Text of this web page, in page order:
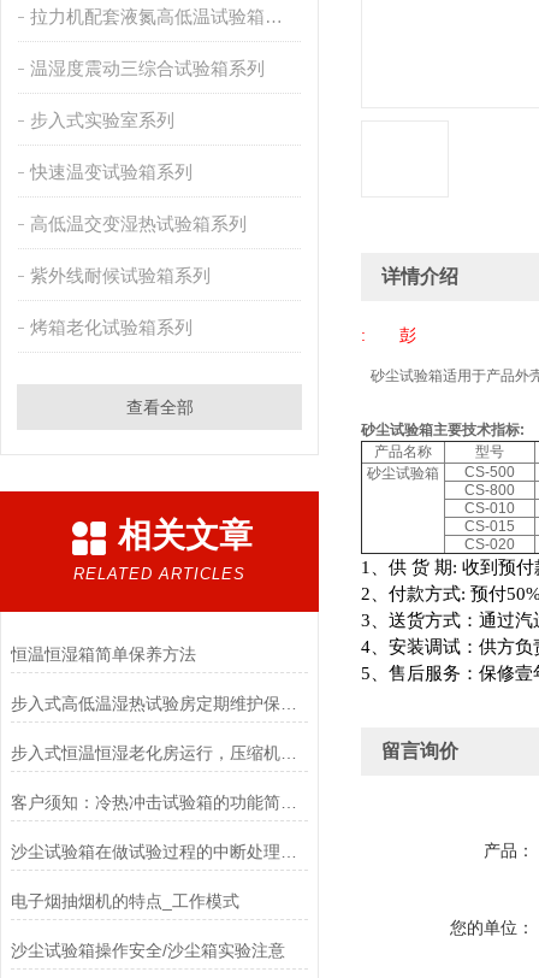
拉力机配套液氮高低温试验箱系列
温湿度震动三综合试验箱系列
步入式实验室系列
快速温变试验箱系列
高低温交变湿热试验箱系列
紫外线耐候试验箱系列
烤箱老化试验箱系列
查看全部
相关文章
RELATED ARTICLES
恒温恒湿箱简单保养方法
步入式恒温恒湿老化房运行，压缩机发烫正常吗？
客户须知：冷热冲击试验箱的功能简介和安装准备条件阐述
电子烟抽烟机的特点_工作模式
沙尘试验箱操作安全/沙尘箱实验注意
详情介绍
: 彭
砂尘试验箱适用于产品外
砂尘试验箱主要技术指标:
产品名称
型号
砂尘试验箱
CS-500
CS-800
CS-010
CS-015
CS-020
1 、供 货 期: 收到预付
2 、付款方式: 预付
3 、送货方式：通过
4 、安装调试：供方
5 、售后服务：保修
留言询价
产品：
您的单位：